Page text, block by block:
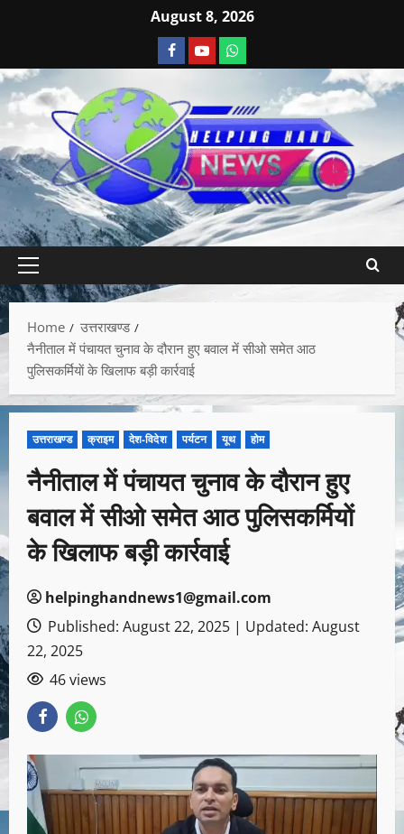
August 8, 2026
Home
उत्तराखण्ड
नैनीताल में पंचायत चुनाव के दौरान हुए बवाल में सीओ समेत आठ
पुलिसकर्मियाें के खिलाफ बड़ी कार्रवाई
उत्तराखण्ड क्राइम देश-विदेश पर्यटन यूथ होम
नैनीताल में पंचायत चुनाव के दौरान हुए
बवाल में सीओ समेत आठ पुलिसकर्मियाें
के खिलाफ बड़ी कार्रवाई
helpinghandnews1@gmail.com
Published: August 22, 2025 | Updated: August
22, 2025
46 views